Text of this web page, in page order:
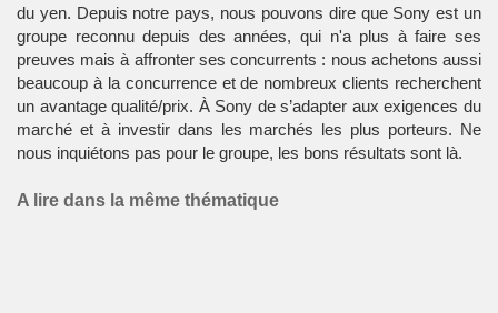
du yen. Depuis notre pays, nous pouvons dire que Sony est un
groupe reconnu depuis des années, qui n'a plus à faire ses
preuves mais à affronter ses concurrents : nous achetons aussi
beaucoup à la concurrence et de nombreux clients recherchent
un avantage qualité/prix. À Sony de s’adapter aux exigences du
marché et à investir dans les marchés les plus porteurs. Ne
nous inquiétons pas pour le groupe, les bons résultats sont là.
A lire dans la même thématique